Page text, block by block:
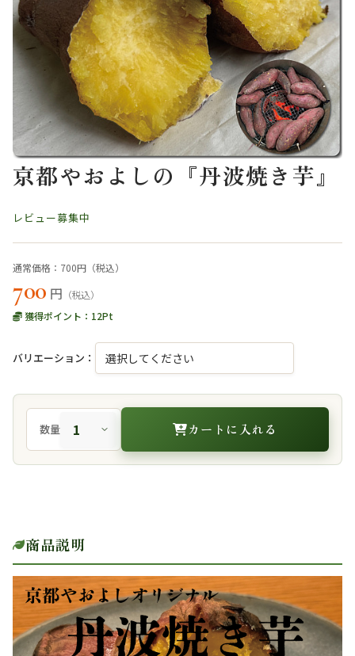
京都やおよしの『丹波焼き芋』
レビュー募集中
通常価格：700円（税込）
700 円 （税込）
獲得ポイント： 12Pt
バリエーション：
数量 カートに入れる
商品説明